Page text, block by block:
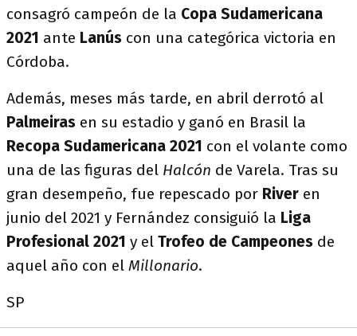
consagró campeón de la Copa Sudamericana
2021 ante Lanús con una categórica victoria en
Córdoba.
Además, meses más tarde, en abril derrotó al
Palmeiras en su estadio y ganó en Brasil la
Recopa Sudamericana 2021 con el volante como
una de las figuras del Halcón de Varela. Tras su
gran desempeño, fue repescado por River en
junio del 2021 y Fernández consiguió la Liga
Profesional 2021 y el Trofeo de Campeones de
aquel año con el Millonario.
SP